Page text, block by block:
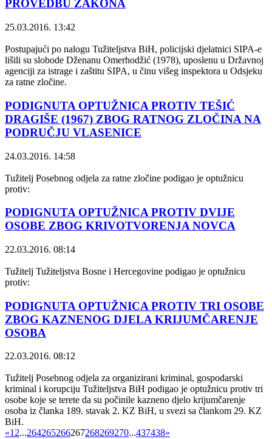
PROVEDBU ZAKONA
25.03.2016. 13:42
Postupajući po nalogu Tužiteljstva BiH, policijski djelatnici SIPA-e
lišili su slobode Dženanu Omerhodžić (1978), uposlenu u Državnoj
agenciji za istrage i zaštitu SIPA, u činu višeg inspektora u Odsjeku
za ratne zločine.
PODIGNUTA OPTUŽNICA PROTIV TEŠIĆ
DRAGIŠE (1967) ZBOG RATNOG ZLOČINA NA
PODRUČJU VLASENICE
24.03.2016. 14:58
Tužitelj Posebnog odjela za ratne zločine podigao je optužnicu
protiv:
PODIGNUTA OPTUŽNICA PROTIV DVIJE
OSOBE ZBOG KRIVOTVORENJA NOVCA
22.03.2016. 08:14
Tužitelj Tužiteljstva Bosne i Hercegovine podigao je optužnicu
protiv:
PODIGNUTA OPTUŽNICA PROTIV TRI OSOBE
ZBOG KAZNENOG DJELA KRIJUMČARENJE
OSOBA
22.03.2016. 08:12
Tužitelj Posebnog odjela za organizirani kriminal, gospodarski
kriminal i korupciju Tužiteljstva BiH podigao je optužnicu protiv tri
osobe koje se terete da su počinile kazneno djelo krijumčarenje
osoba iz članka 189. stavak 2. KZ BiH, u svezi sa člankom 29. KZ
BiH.
«12...264265266267268269270...437438»